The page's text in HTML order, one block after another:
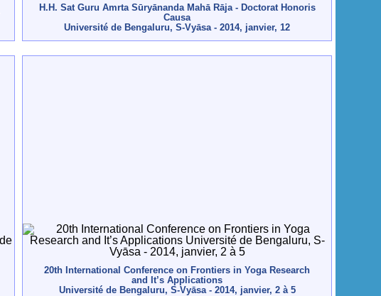
H.H. Sat Guru Amrta Sūryānanda Mahā Rāja - Doctorat Honoris
Causa
Université de Bengaluru, S-Vyāsa - 2014, janvier, 12
20th International Conference on Frontiers in Yoga Research
and It’s Applications
Université de Bengaluru, S-Vyāsa - 2014, janvier, 2 à 5